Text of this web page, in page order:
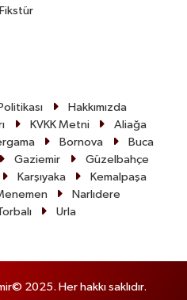
Hakkımızda
KVKK Metni
Aliağa
Bornova
Buca
Gaziemir
Güzelbahçe
Karşıyaka
Kemalpaşa
Narlıdere
Urla
2025. Her hakkı saklıdır.